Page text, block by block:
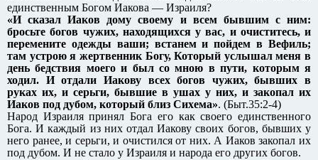
единственным Богом Иакова — Израиля?
«И сказал Иаков дому своему и всем бывшим с ним:
бросьте богов чужих, находящихся у вас, и очиститесь, и
перемените одежды ваши; встанем и пойдем в Вефиль;
там устрою я жертвенник Богу, Который услышал меня в
день бедствия моего и был со мною в пути, которым я
ходил. И отдали Иакову всех богов чужих, бывших в
руках их, и серьги, бывшие в ушах у них, и закопал их
Иаков под дубом, который близ Сихема». (Быт.35:2-4)
Народ Израиля принял Бога его как своего единственного
Бога. И каждый из них отдал Иакову своих богов, бывших у
него ранее, и серьги, и очистился от них. А Иаков закопал их
под дубом. И не стало у Израиля и народа его других богов.